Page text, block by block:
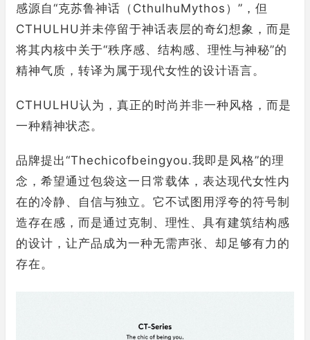
感源自“克苏鲁神话（CthulhuMythos）”，但
CTHULHU并未停留于神话表层的奇幻想象，而是
将其内核中关于“秩序感、结构感、理性与神秘”的
精神气质，转译为属于现代女性的设计语言。
CTHULHU认为，真正的时尚并非一种风格，而是
一种精神状态。
品牌提出“Thechicofbeingyou.我即是风格”的理
念，希望通过包袋这一日常载体，表达现代女性内
在的冷静、自信与独立。它不试图用浮夸的符号制
造存在感，而是通过克制、理性、具有建筑结构感
的设计，让产品成为一种无需声张、却足够有力的
存在。